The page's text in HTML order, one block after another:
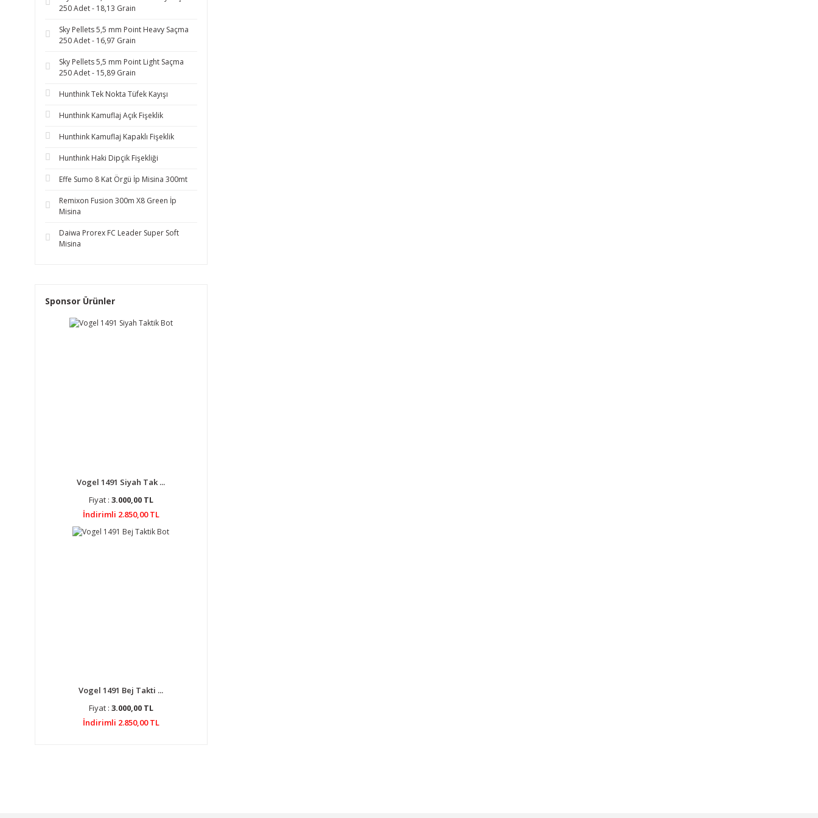
250 Adet - 18,13 Grain
Sky Pellets 5,5 mm Point Heavy Saçma
250 Adet - 16,97 Grain
Sky Pellets 5,5 mm Point Light Saçma
250 Adet - 15,89 Grain
Hunthink Tek Nokta Tüfek Kayışı
Hunthink Kamuflaj Açık Fişeklik
Hunthink Kamuflaj Kapaklı Fişeklik
Hunthink Haki Dipçik Fişekliği
Effe Sumo 8 Kat Örgü İp Misina 300mt
Remixon Fusion 300m X8 Green İp
Misina
Daiwa Prorex FC Leader Super Soft
Misina
Sponsor Ürünler
Vogel 1491 Siyah Tak ...
Fiyat : 3.000,00 TL
İndirimli 2.850,00 TL
Vogel 1491 Bej Takti ...
Fiyat : 3.000,00 TL
İndirimli 2.850,00 TL